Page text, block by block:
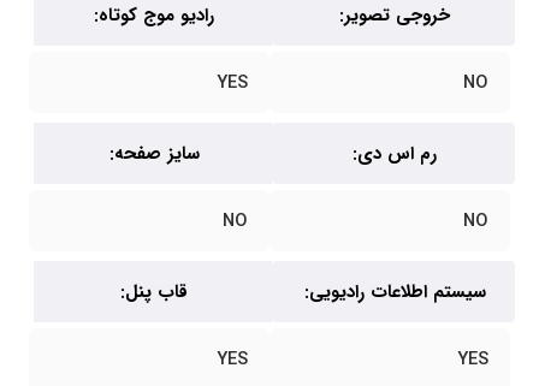
خروجی تصویر:
NO
رادیو موج کوتاه:
YES
رم اس دی:
NO
سایز صفحه:
NO
سیستم اطلاعات رادیویی:
YES
قاب پنل:
YES